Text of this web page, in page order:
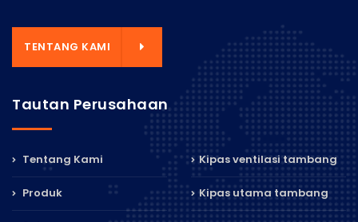
TENTANG KAMI
Tautan Perusahaan
Tentang Kami
Produk
Kipas ventilasi tambang
Kipas utama tambang